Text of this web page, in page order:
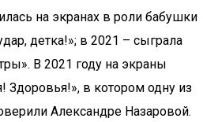
на экранах в роли бабушки
детка!»; в 2021 – сыграла
В 2021 году на экраны
Здоровья!», в котором одну из
Александре Назаровой.